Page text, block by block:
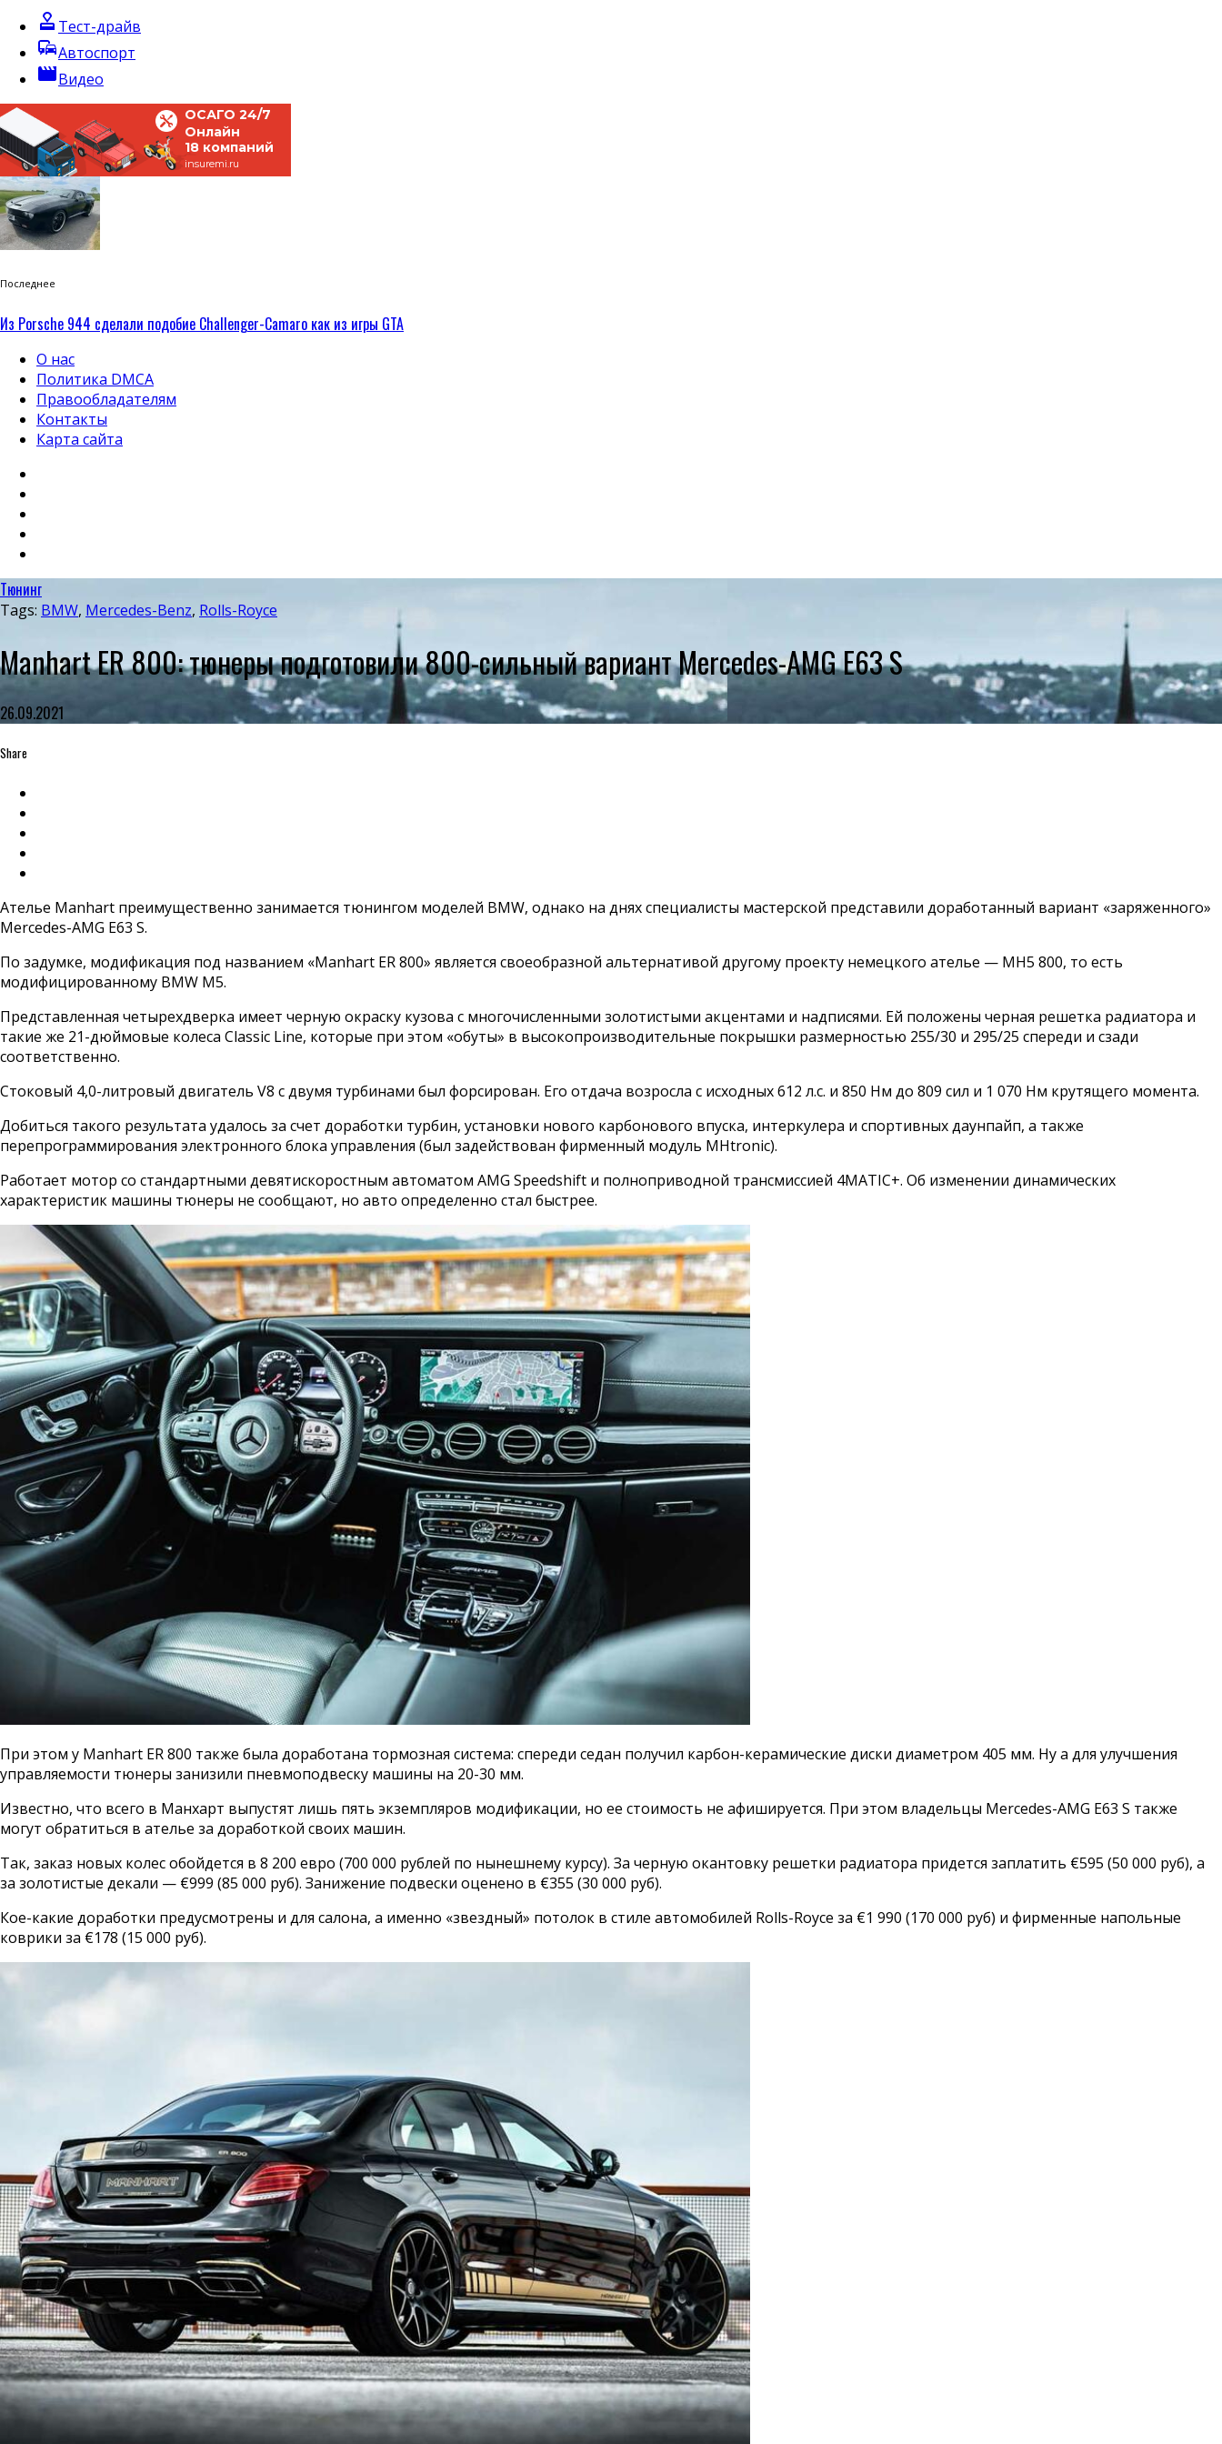
approval Тест-драйв
commuteАвтоспорт
movieВидео
ОСАГО 24/7
Онлайн
18 компаний
insuremi.ru
Последнее
Из Porsche 944 сделали подобие Challenger-Camaro как из игры GTA
О нас
Политика DMCA
Правообладателям
Контакты
Карта сайта
Тюнинг
Tags: BMW, Mercedes-Benz, Rolls-Royce
Manhart ER 800: тюнеры подготовили 800-сильный вариант Mercedes-AMG E63 S
26.09.2021
Share
Ателье Manhart преимущественно занимается тюнингом моделей BMW, однако на днях специалисты мастерской представили доработанный вариант «заряженного»
Mercedes-AMG E63 S.
По задумке, модификация под названием «Manhart ER 800» является своеобразной альтернативой другому проекту немецкого ателье — MH5 800, то есть
модифицированному BMW M5.
Представленная четырехдверка имеет черную окраску кузова с многочисленными золотистыми акцентами и надписями. Ей положены черная решетка радиатора и
такие же 21-дюймовые колеса Classic Line, которые при этом «обуты» в высокопроизводительные покрышки размерностью 255/30 и 295/25 спереди и сзади
соответственно.
Стоковый 4,0-литровый двигатель V8 с двумя турбинами был форсирован. Его отдача возросла с исходных 612 л.с. и 850 Нм до 809 сил и 1 070 Нм крутящего момента.
Добиться такого результата удалось за счет доработки турбин, установки нового карбонового впуска, интеркулера и спортивных даунпайп, а также
перепрограммирования электронного блока управления (был задействован фирменный модуль MHtronic).
Работает мотор со стандартными девятискоростным автоматом AMG Speedshift и полноприводной трансмиссией 4MATIC+. Об изменении динамических
характеристик машины тюнеры не сообщают, но авто определенно стал быстрее.
При этом у Manhart ER 800 также была доработана тормозная система: спереди седан получил карбон-керамические диски диаметром 405 мм. Ну а для улучшения
управляемости тюнеры занизили пневмоподвеску машины на 20-30 мм.
Известно, что всего в Манхарт выпустят лишь пять экземпляров модификации, но ее стоимость не афишируется. При этом владельцы Mercedes-AMG E63 S также
могут обратиться в ателье за доработкой своих машин.
Так, заказ новых колес обойдется в 8 200 евро (700 000 рублей по нынешнему курсу). За черную окантовку решетки радиатора придется заплатить €595 (50 000 руб), а
за золотистые декали — €999 (85 000 руб). Занижение подвески оценено в €355 (30 000 руб).
Кое-какие доработки предусмотрены и для салона, а именно «звездный» потолок в стиле автомобилей Rolls-Royce за €1 990 (170 000 руб) и фирменные напольные
коврики за €178 (15 000 руб).